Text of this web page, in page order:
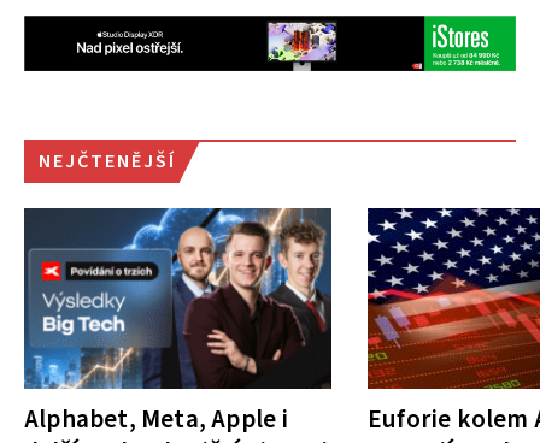
NEJČTENĚJŠÍ
Alphabet, Meta, Apple i
Euforie kolem